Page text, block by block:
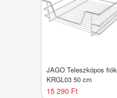
JAGO Teleszkópos fiók
KRGL03 50 cm
15 290 Ft